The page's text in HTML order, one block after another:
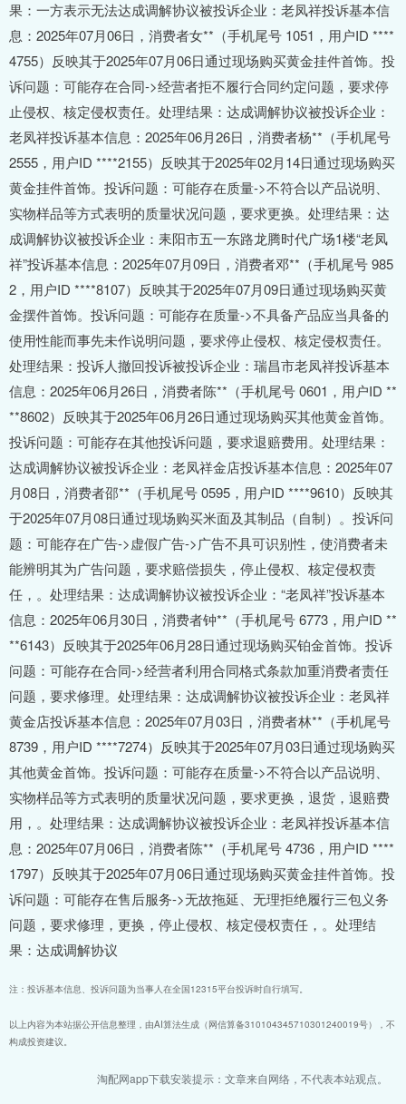
果：一方表示无法达成调解协议被投诉企业：老凤祥投诉基本信
息：2025年07月06日，消费者女**（手机尾号 1051，用户ID ****
4755）反映其于2025年07月06日通过现场购买黄金挂件首饰。投
诉问题：可能存在合同->经营者拒不履行合同约定问题，要求停
止侵权、核定侵权责任。处理结果：达成调解协议被投诉企业：
老凤祥投诉基本信息：2025年06月26日，消费者杨**（手机尾号
2555，用户ID ****2155）反映其于2025年02月14日通过现场购买
黄金挂件首饰。投诉问题：可能存在质量->不符合以产品说明、
实物样品等方式表明的质量状况问题，要求更换。处理结果：达
成调解协议被投诉企业：耒阳市五一东路龙腾时代广场1楼“老凤
祥”投诉基本信息：2025年07月09日，消费者邓**（手机尾号 985
2，用户ID ****8107）反映其于2025年07月09日通过现场购买黄
金摆件首饰。投诉问题：可能存在质量->不具备产品应当具备的
使用性能而事先未作说明问题，要求停止侵权、核定侵权责任。
处理结果：投诉人撤回投诉被投诉企业：瑞昌市老凤祥投诉基本
信息：2025年06月26日，消费者陈**（手机尾号 0601，用户ID **
**8602）反映其于2025年06月26日通过现场购买其他黄金首饰。
投诉问题：可能存在其他投诉问题，要求退赔费用。处理结果：
达成调解协议被投诉企业：老凤祥金店投诉基本信息：2025年07
月08日，消费者邵**（手机尾号 0595，用户ID ****9610）反映其
于2025年07月08日通过现场购买米面及其制品（自制）。投诉问
题：可能存在广告->虚假广告->广告不具可识别性，使消费者未
能辨明其为广告问题，要求赔偿损失，停止侵权、核定侵权责
任，。处理结果：达成调解协议被投诉企业：“老凤祥”投诉基本
信息：2025年06月30日，消费者钟**（手机尾号 6773，用户ID **
**6143）反映其于2025年06月28日通过现场购买铂金首饰。投诉
问题：可能存在合同->经营者利用合同格式条款加重消费者责任
问题，要求修理。处理结果：达成调解协议被投诉企业：老凤祥
黄金店投诉基本信息：2025年07月03日，消费者林**（手机尾号
8739，用户ID ****7274）反映其于2025年07月03日通过现场购买
其他黄金首饰。投诉问题：可能存在质量->不符合以产品说明、
实物样品等方式表明的质量状况问题，要求更换，退货，退赔费
用，。处理结果：达成调解协议被投诉企业：老凤祥投诉基本信
息：2025年07月06日，消费者陈**（手机尾号 4736，用户ID ****
1797）反映其于2025年07月06日通过现场购买黄金挂件首饰。投
诉问题：可能存在售后服务->无故拖延、无理拒绝履行三包义务
问题，要求修理，更换，停止侵权、核定侵权责任，。处理结
果：达成调解协议
注：投诉基本信息、投诉问题为当事人在全国12315平台投诉时自行填写。
以上内容为本站据公开信息整理，由AI算法生成（网信算备310104345710301240019号），不
构成投资建议。
淘配网app下载安装提示：文章来自网络，不代表本站观点。